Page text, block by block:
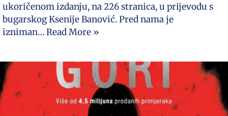
ukoričenom izdanju, na 226 stranica, u prijevodu s
bugarskog Ksenije Banović. Pred nama je
izniman…Read More »